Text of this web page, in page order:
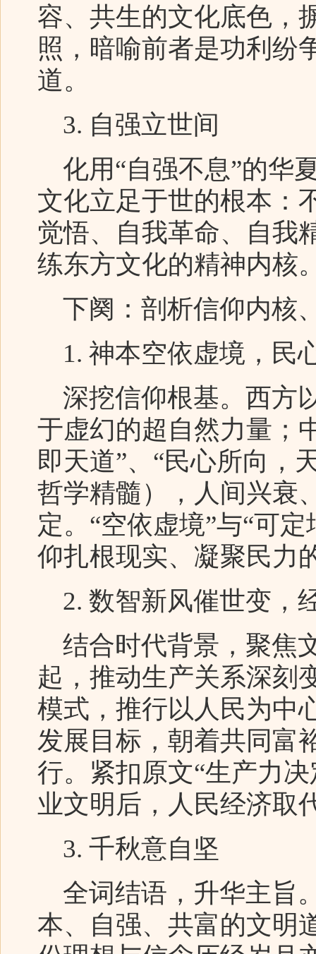
容、共生的文化底色，
照，暗喻前者是功利纷
道。
3. 自强立世间
化用“自强不息”的华
文化立足于世的根本：
觉悟、自我革命、自我
练东方文化的精神内核
下阕：剖析信仰内核
1. 神本空依虚境，民
深挖信仰根基。西方
于虚幻的超自然力量；
即天道”、“民心所向，
哲学精髓），人间兴衰
定。“空依虚境”与“可
仰扎根现实、凝聚民力
2. 数智新风催世变，
结合时代背景，聚焦
起，推动生产关系深刻
模式，推行以人民为中
发展目标，朝着共同富
行。紧扣原文“生产力
业文明后，人民经济取
3. 千秋意自坚
全词结语，升华主旨
本、自强、共富的文明